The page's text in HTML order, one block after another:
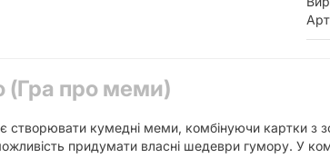
(Гра про меми)
кумедні меми, комбінуючи картки з
придумати власні шедеври гумору. У